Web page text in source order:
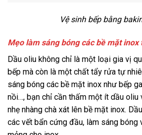
Vệ sinh bếp bằng
Mẹo làm sáng bóng các bề mặt inox
Dầu oliu không chỉ là một loại gia vị
bếp mà còn là một chất tẩy rửa tự
sáng bóng các bề mặt inox như bếp
nồi…, bạn chỉ cần thấm một ít dầu oliu
nhẹ nhàng chà xát lên bề mặt inox.
các vết bẩn cứng đầu, làm sáng bóng